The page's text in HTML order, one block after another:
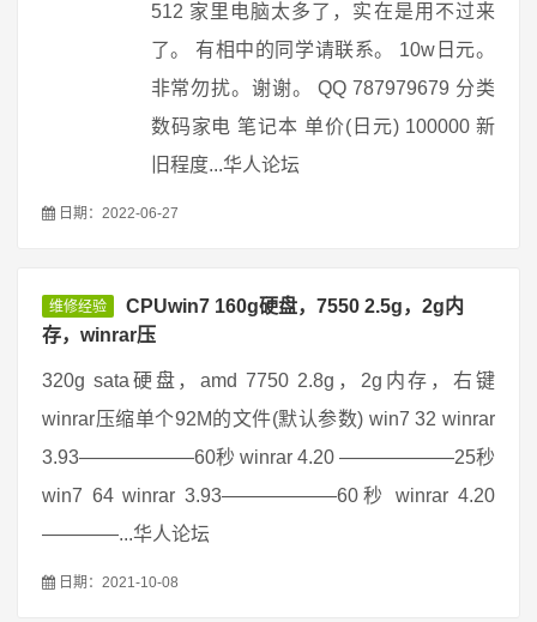
512 家里电脑太多了，实在是用不过来
了。 有相中的同学请联系。 10w日元。
非常勿扰。谢谢。 QQ 787979679 分类
数码家电 笔记本 单价(日元) 100000 新
旧程度...华人论坛
日期：2022-06-27
维修经验
CPUwin7 160g硬盘，7550 2.5g，2g内
存，winrar压
320g sata硬盘，amd 7750 2.8g，2g内存，右键
winrar压缩单个92M的文件(默认参数) win7 32 winrar
3.93——————60秒 winrar 4.20 ——————25秒
win7 64 winrar 3.93——————60秒 winrar 4.20
————...华人论坛
日期：2021-10-08